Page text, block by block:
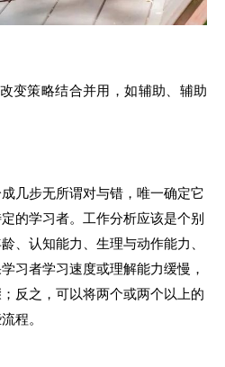
变策略结合并用 ，如辅助、辅助
几步无所谓对与错，唯一确定它
的学习者。工作分析应该是个别
、认知能力、 生理与动作能力、
习者学习速度或理解能力缓慢，
反之，可以将两个或两个以上的
程。